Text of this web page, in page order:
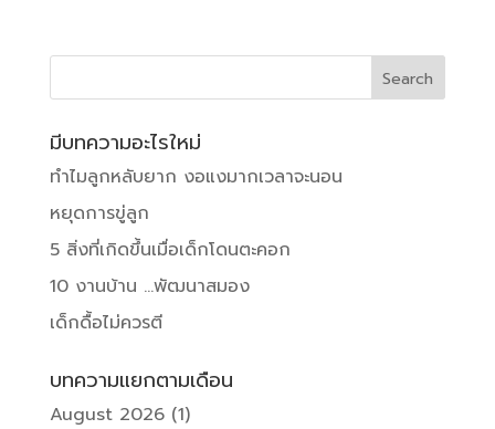
มีบทความอะไรใหม่
ทำไมลูกหลับยาก งอแงมากเวลาจะนอน
หยุดการขู่ลูก
5 สิ่งที่เกิดขึ้นเมื่อเด็กโดนตะคอก
10 งานบ้าน …พัฒนาสมอง
เด็กดื้อไม่ควรตี
บทความแยกตามเดือน
August 2026(1)